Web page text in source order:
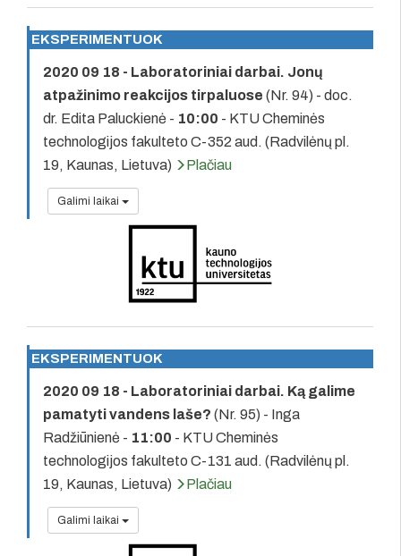
EKSPERIMENTUOK
2020 09 18 - Laboratoriniai darbai. Jonų
atpažinimo reakcijos tirpaluose (Nr. 94) - doc.
dr. Edita Paluckienė - 10:00 - KTU Cheminės
technologijos fakulteto C-352 aud. (Radvilėnų pl.
19, Kaunas, Lietuva)
Plačiau
Galimi laikai
EKSPERIMENTUOK
2020 09 18 - Laboratoriniai darbai. Ką galime
pamatyti vandens laše? (Nr. 95) - Inga
Radžiūnienė - 11:00 - KTU Cheminės
technologijos fakulteto C-131 aud. (Radvilėnų pl.
19, Kaunas, Lietuva)
Plačiau
Galimi laikai